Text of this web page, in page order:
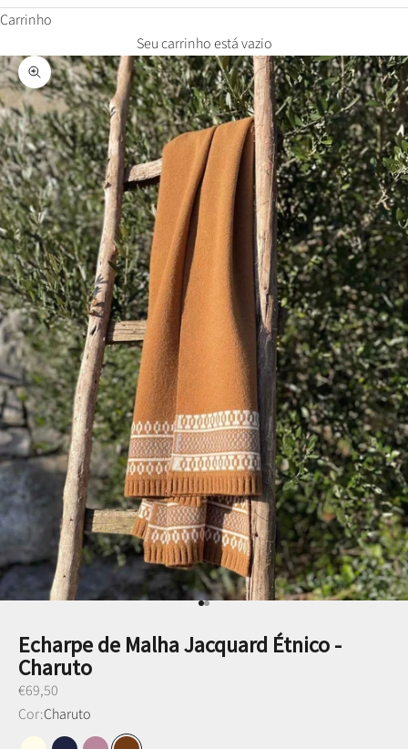
Carrinho
Seu carrinho está vazio
Zoom na imagem
Ir para item 1
Ir para item 2
Echarpe de Malha Jacquard Étnico -
Charuto
Preço promocional
€69,50
Cor:Charuto